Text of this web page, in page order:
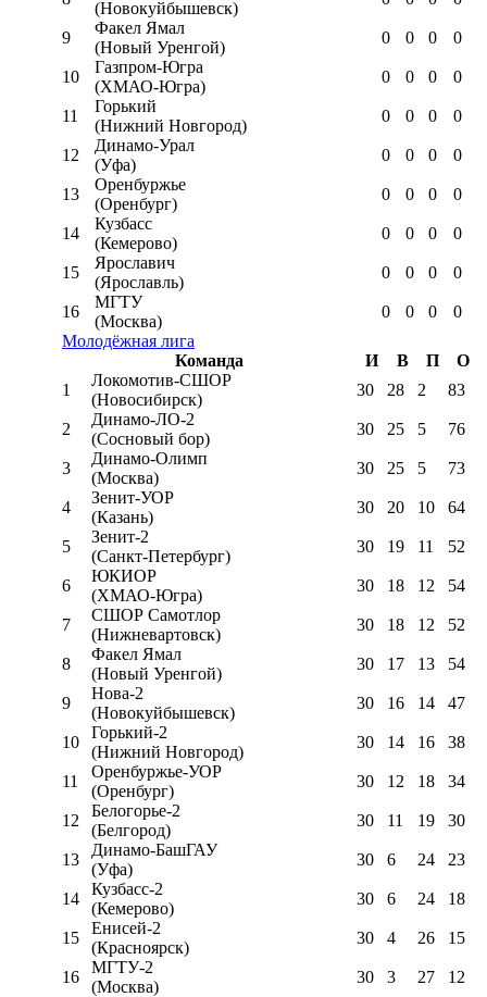
(Новокуйбышевск)
9
Факел Ямал
(Новый Уренгой)
0 0 0 0
10
Газпром-Югра
(ХМАО-Югра)
0 0 0 0
11
Горький
(Нижний Новгород)
0 0 0 0
12
Динамо-Урал
(Уфа)
0 0 0 0
13
Оренбуржье
(Оренбург)
0 0 0 0
14
Кузбасс
(Кемерово)
0 0 0 0
15
Ярославич
(Ярославль)
0 0 0 0
16
МГТУ
(Москва)
0 0 0
0
Молодёжная лига
Команда
И В П
О
1
Локомотив-CШОР
(Новосибирск)
30 28 2 83
2
Динамо-ЛО-2
(Сосновый бор)
30 25 5 76
3
Динамо-Олимп
(Москва)
30 25 5 73
4
Зенит-УОР
(Казань)
30 20 10 64
5
Зенит-2
(Санкт-Петербург)
30 19 11 52
6
ЮКИОР
(ХМАО-Югра)
30 18 12 54
7
СШОР Самотлор
(Нижневартовск)
30 18 12 52
8
Факел Ямал
(Новый Уренгой)
30 17 13 54
9
Нова-2
(Новокуйбышевск)
30 16 14 47
10
Горький-2
(Нижний Новгород)
30 14 16 38
11
Оренбуржье-УОР
(Оренбург)
30 12 18 34
12
Белогорье-2
(Белгород)
30 11 19 30
13
Динамо-БашГАУ
(Уфа)
30 6 24 23
14
Кузбасс-2
(Кемерово)
30 6 24 18
15
Енисей-2
(Красноярск)
30 4 26 15
16
МГТУ-2
(Москва)
30 3 27 12